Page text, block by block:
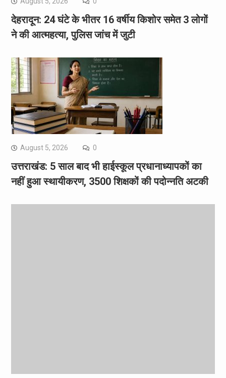
देहरादून: 24 घंटे के भीतर 16 वर्षीय किशोर समेत 3 लोगों
ने की आत्महत्या, पुलिस जांच में जुटी
August 5, 2026 0
उत्तराखंड: 5 साल बाद भी हाईस्कूल प्रधानाध्यापकों का
नहीं हुआ स्थायीकरण, 3500 शिक्षकों की पदोन्नति अटकी